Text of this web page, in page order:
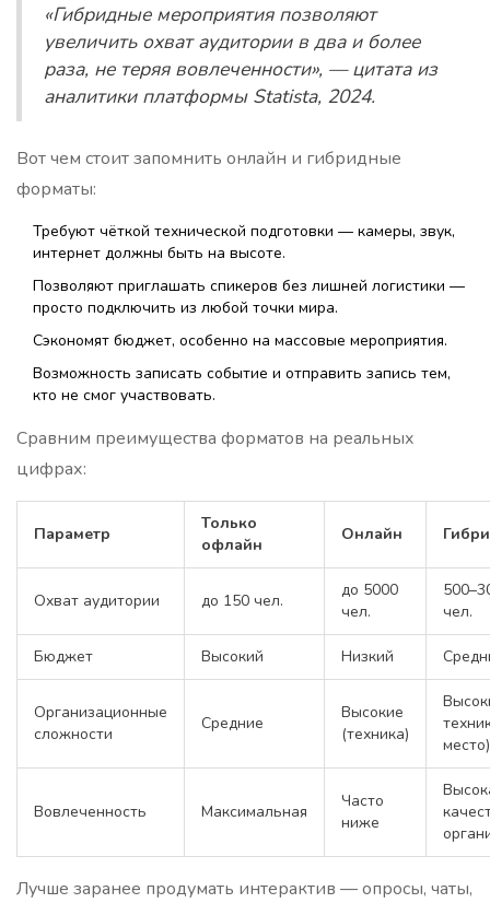
«Гибридные мероприятия позволяют
увеличить охват аудитории в два и более
раза, не теряя вовлеченности», — цитата из
аналитики платформы Statista, 2024.
Вот чем стоит запомнить онлайн и гибридные
форматы:
Требуют чёткой технической подготовки — камеры, звук,
интернет должны быть на высоте.
Позволяют приглашать спикеров без лишней логистики —
просто подключить из любой точки мира.
Сэкономят бюджет, особенно на массовые мероприятия.
Возможность записать событие и отправить запись тем,
кто не смог участвовать.
Сравним преимущества форматов на реальных
цифрах:
Параметр
Только
офлайн
Онлайн
Охват аудитории до 150 чел.
до 5000
чел.
чел.
Бюджет Высокий Низкий
Организационные
сложности
Средние
Высокие
(техника)
место)
Вовлеченность Максимальная
Часто
ниже
Лучше заранее продумать интерактив — опросы, чаты,